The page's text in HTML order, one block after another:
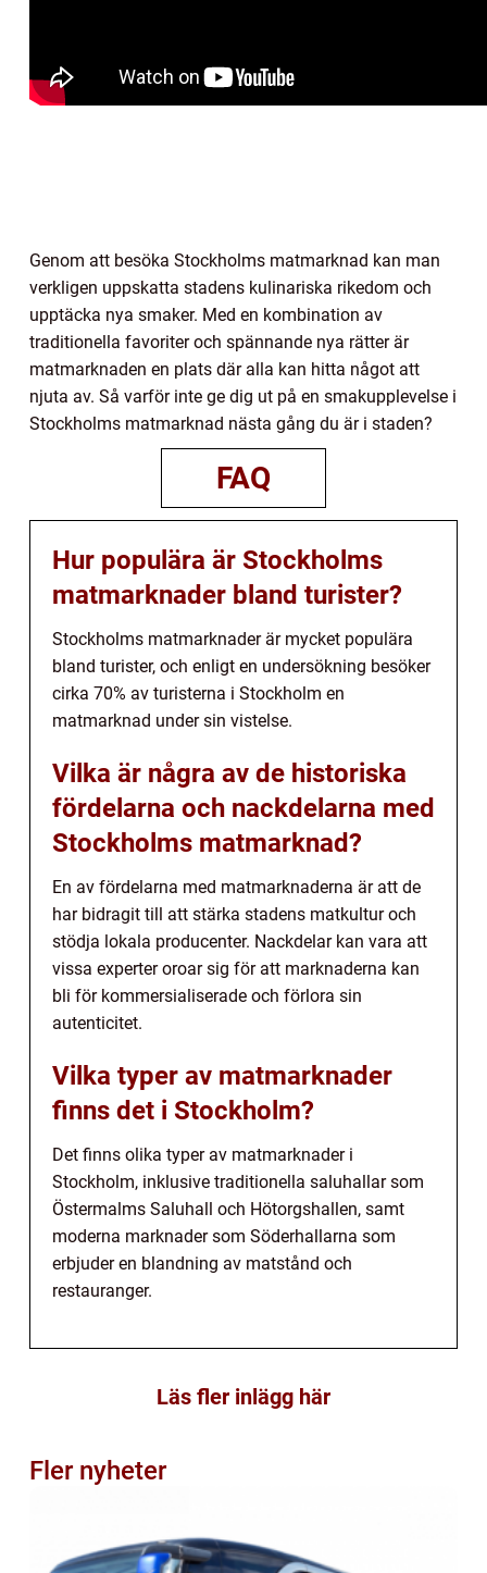
Genom att besöka Stockholms matmarknad kan man
verkligen uppskatta stadens kulinariska rikedom och
upptäcka nya smaker. Med en kombination av
traditionella favoriter och spännande nya rätter är
matmarknaden en plats där alla kan hitta något att
njuta av. Så varför inte ge dig ut på en smakupplevelse i
Stockholms matmarknad nästa gång du är i staden?
FAQ
Hur populära är Stockholms
matmarknader bland turister?
Stockholms matmarknader är mycket populära
bland turister, och enligt en undersökning besöker
cirka 70% av turisterna i Stockholm en
matmarknad under sin vistelse.
Vilka är några av de historiska
fördelarna och nackdelarna med
Stockholms matmarknad?
En av fördelarna med matmarknaderna är att de
har bidragit till att stärka stadens matkultur och
stödja lokala producenter. Nackdelar kan vara att
vissa experter oroar sig för att marknaderna kan
bli för kommersialiserade och förlora sin
autenticitet.
Vilka typer av matmarknader
finns det i Stockholm?
Det finns olika typer av matmarknader i
Stockholm, inklusive traditionella saluhallar som
Östermalms Saluhall och Hötorgshallen, samt
moderna marknader som Söderhallarna som
erbjuder en blandning av matstånd och
restauranger.
Läs fler inlägg här
Fler nyheter